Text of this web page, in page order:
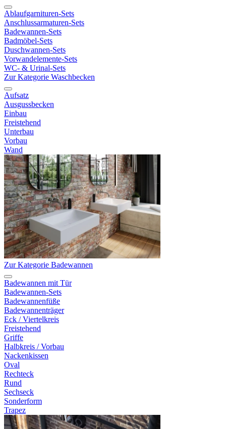
Ablaufgarnituren-Sets
Anschlussarmaturen-Sets
Badewannen-Sets
Badmöbel-Sets
Duschwannen-Sets
Vorwandelemente-Sets
WC- & Urinal-Sets
Zur Kategorie Waschbecken
Aufsatz
Ausgussbecken
Einbau
Freistehend
Unterbau
Vorbau
Wand
Zur Kategorie Badewannen
Badewannen mit Tür
Badewannen-Sets
Badewannenfüße
Badewannenträger
Eck / Viertelkreis
Freistehend
Griffe
Halbkreis / Vorbau
Nackenkissen
Oval
Rechteck
Rund
Sechseck
Sonderform
Trapez